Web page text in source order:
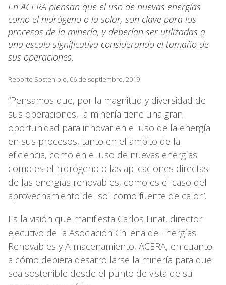
En ACERA piensan que el uso de nuevas energías
como el hidrógeno o la solar, son clave para los
procesos de la minería, y deberían ser utilizadas a
una escala significativa considerando el tamaño de
sus operaciones.
Reporte Sostenible, 06 de septiembre, 2019
“Pensamos que, por la magnitud y diversidad de
sus operaciones, la minería tiene una gran
oportunidad para innovar en el uso de la energía
en sus procesos, tanto en el ámbito de la
eficiencia, como en el uso de nuevas energías
como es el hidrógeno o las aplicaciones directas
de las energías renovables, como es el caso del
aprovechamiento del sol como fuente de calor”.
Es la visión que manifiesta Carlos Finat, director
ejecutivo de la Asociación Chilena de Energías
Renovables y Almacenamiento, ACERA, en cuanto
a cómo debiera desarrollarse la minería para que
sea sostenible desde el punto de vista de su